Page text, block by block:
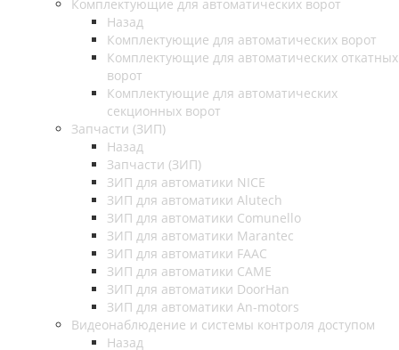
Комплектующие для автоматических ворот
Назад
Комплектующие для автоматических ворот
Комплектующие для автоматических откатных
ворот
Комплектующие для автоматических
секционных ворот
Запчасти (ЗИП)
Назад
Запчасти (ЗИП)
ЗИП для автоматики NICE
ЗИП для автоматики Alutech
ЗИП для автоматики Comunello
ЗИП для автоматики Marantec
ЗИП для автоматики FAAC
ЗИП для автоматики CAME
ЗИП для автоматики DoorHan
ЗИП для автоматики An-motors
Видеонаблюдение и системы контроля доступом
Назад